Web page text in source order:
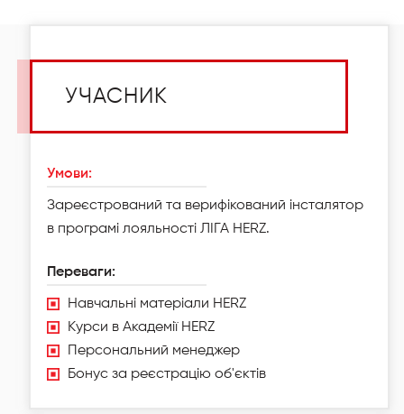
УЧАСНИК
Умови:
Зареєстрований та верифікований інсталятор
в програмі лояльності ЛІГА HERZ.
Переваги:
Навчальні матеріали HERZ
Курси в Академії HERZ
Персональний менеджер
Бонус за реєстрацію об'єктів